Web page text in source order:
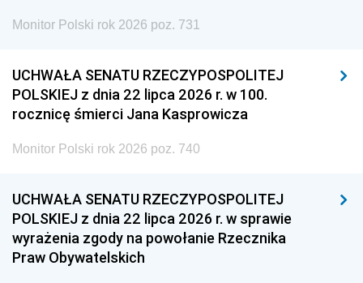
Monitor Polski rok 2026 poz. 731
UCHWAŁA SENATU RZECZYPOSPOLITEJ
POLSKIEJ z dnia 22 lipca 2026 r. w 100.
rocznicę śmierci Jana Kasprowicza
Monitor Polski rok 2026 poz. 740
UCHWAŁA SENATU RZECZYPOSPOLITEJ
POLSKIEJ z dnia 22 lipca 2026 r. w sprawie
wyrażenia zgody na powołanie Rzecznika
Praw Obywatelskich